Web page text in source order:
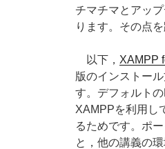
チマチマとアッ
ります。その点
以下， XAMPP
版のインストー
す。デフォルト
XAMPPを利用し
るためです。ポ
と，他の講義の